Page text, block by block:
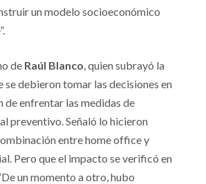
un modelo socioeconómico
de Raúl Blanco, quien subrayó la
se debieron tomar las decisiones en
de enfrentar las medidas de
preventivo. Señaló lo hicieron
entre home office y
Pero que el impacto se verificó en
un momento a otro, hubo